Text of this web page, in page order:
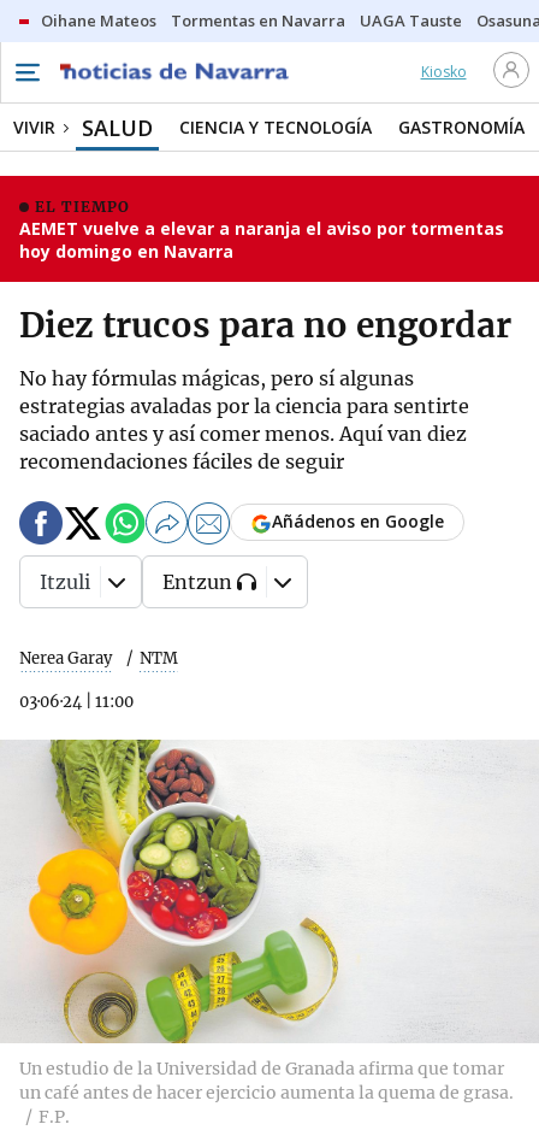
Oihane Mateos Tormentas en Navarra UAGA Tauste
Kiosko
VIVIR SALUD CIENCIA Y TECNOLOGÍA GASTRONOMÍA
EL TIEMPO
AEMET vuelve a elevar a naranja el aviso por tormentas
hoy domingo en Navarra
Diez trucos para no engordar
No hay fórmulas mágicas, pero sí algunas
estrategias avaladas por la ciencia para sentirte
saciado antes y así comer menos. Aquí van diez
recomendaciones fáciles de seguir
Nerea Garay NTM
03·06·24 11:00
Añádenos en Google
Itzuli Entzun
Un estudio de la Universidad de Granada afirma que tomar
un café antes de hacer ejercicio aumenta la quema de grasa.
F.P.